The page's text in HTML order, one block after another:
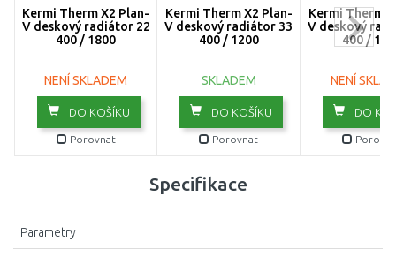
3000
Kermi Therm X2 Plan-
V deskový radiátor 22
400 / 1800
PTV220401801R1K
NENÍ SKLADEM
DO KOŠÍKU
Porovnat
Kermi Therm X2 Plan-
V deskový radiátor 33
400 / 1200
PTV330401201R1K
SKLADEM
DO KOŠÍKU
Porovnat
Kermi Therm
V deskový
400 /
NENÍ
DO
Specifikace
Parametry